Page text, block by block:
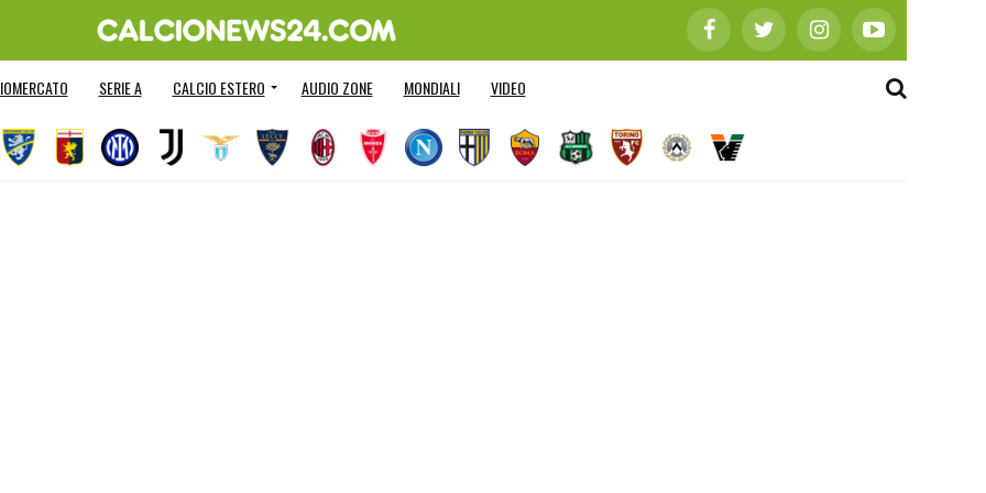
SERIE A CALCIO ESTERO AUDIO ZONE MONDIALI VIDEO